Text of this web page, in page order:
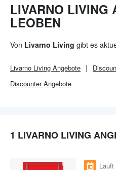
LIVARNO LIVING
LEOBEN
Von Livarno Living gibt es
Livarno Living Angebote
DiscounterAngebote
1 LIVARNO LIVING
Läuft